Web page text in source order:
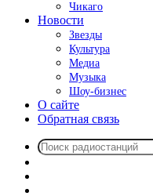
Чикаго
Новости
Звезды
Культура
Медиа
Музыка
Шоу-бизнес
О сайте
Обратная связь